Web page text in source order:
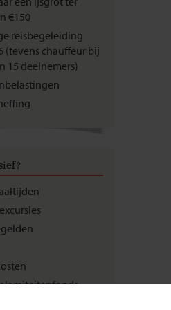
€150
reisbegeleiding
(tevens chauffeur bij
15 deelnemers)